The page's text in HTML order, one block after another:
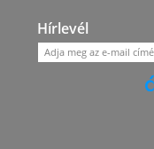
Hírlevél